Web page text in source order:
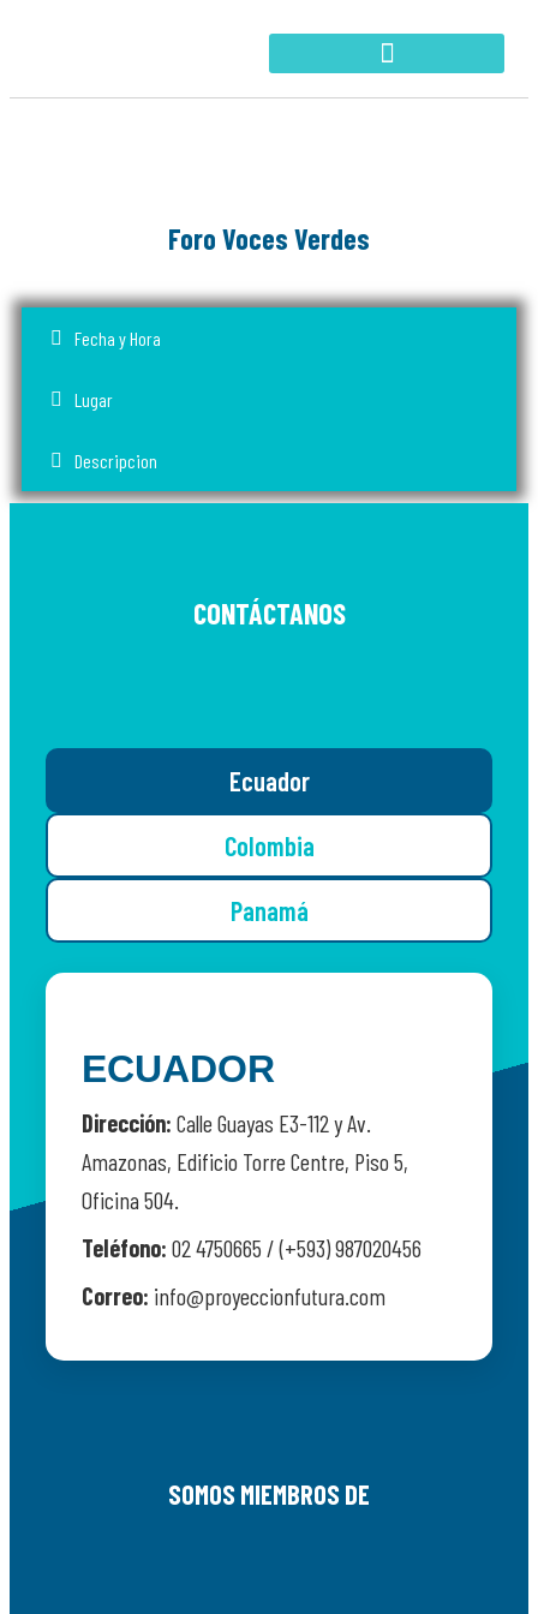
Foro Voces Verdes
Fecha y Hora
Lugar
Descripcion
CONTÁCTANOS
Ecuador
Colombia
Panamá
ECUADOR
Dirección: Calle Guayas E3-112 y Av.
Amazonas, Edificio Torre Centre, Piso 5,
Oficina 504.
Teléfono: 02 4750665 / (+593) 987020456
Correo: info@proyeccionfutura.com
SOMOS MIEMBROS DE